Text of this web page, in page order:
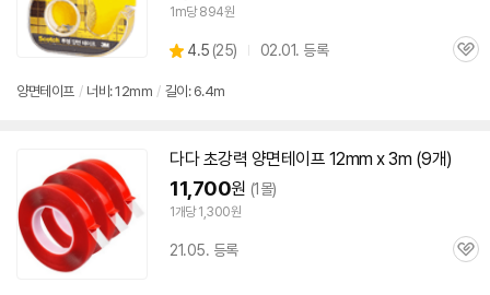
1m당 894원
별
점
4.5 (상
리
25) 02.01. 등록
관
양면테이프 / 너비:12mm / 길이: 6.4m
다다 초강력 양면테이프 12mm x3m (9개)
11,700원 (1몰)
1개당 1,300원
21.05. 등록
관